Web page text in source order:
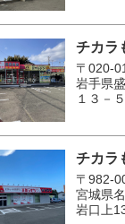
チカラ
〒020-
岩手県
１３－
チカラ
〒982-
宮城県
岩口上